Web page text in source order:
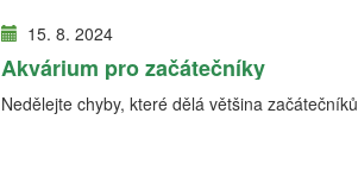
15. 8. 2024
Akvárium pro začátečníky
Nedělejte chyby, které dělá většina začátečníků